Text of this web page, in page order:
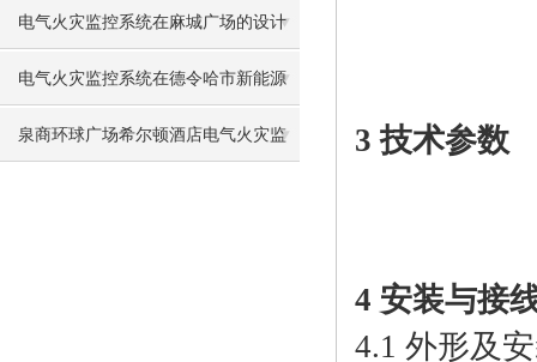
电气火灾监控系统在麻城广场的设计
与应用
电气火灾监控系统在德令哈市新能源
有轨电车示范线工程的应用
泉商环球广场希尔顿酒店电气火灾监 3 技术参数
4 安装与接
4.1 外形及